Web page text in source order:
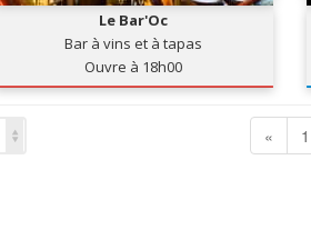
Le Bar'Oc
Bar à vins et à tapas
Ouvre à 18h00
« 1